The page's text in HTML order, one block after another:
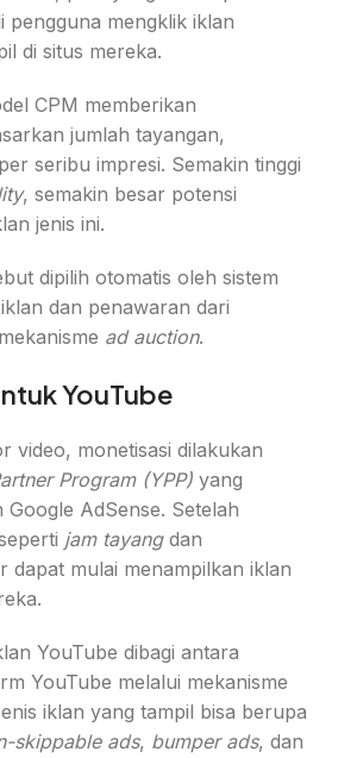
pengguna mengklik iklan
di situs mereka.
CPM memberikan
jumlah tayangan,
seribu impresi. Semakin tinggi
, semakin besar potensi
jenis ini.
dipilih otomatis oleh sistem
dan penawaran dari
ad auction.
YouTube
video, monetisasi dilakukan
Program (YPP) yang
AdSense. Setelah
jam tayangdan
dapat mulai menampilkan iklan
YouTube dibagi antara
YouTube melalui mekanisme
iklan yang tampil bisa berupa
skippable ads, bumper ads, dan